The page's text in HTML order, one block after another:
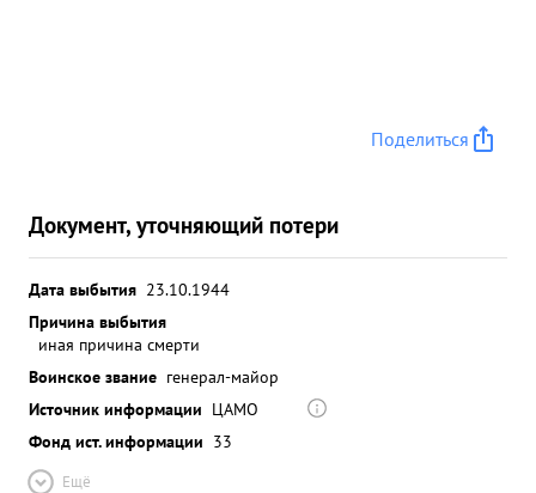
Поделиться
Документ, уточняющий потери
Дата выбытия 23.10.1944
Причина выбытия
иная причина смерти
Воинское звание генерал-майор
Источник информации ЦАМО
Фонд ист. информации 33
Ещё